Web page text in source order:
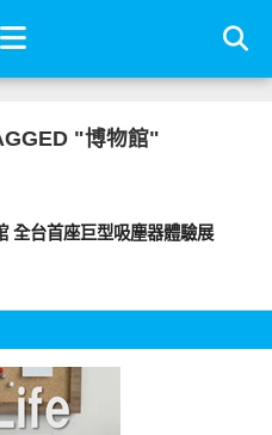
"博物館"
全台首座巨型吸塵器體驗展